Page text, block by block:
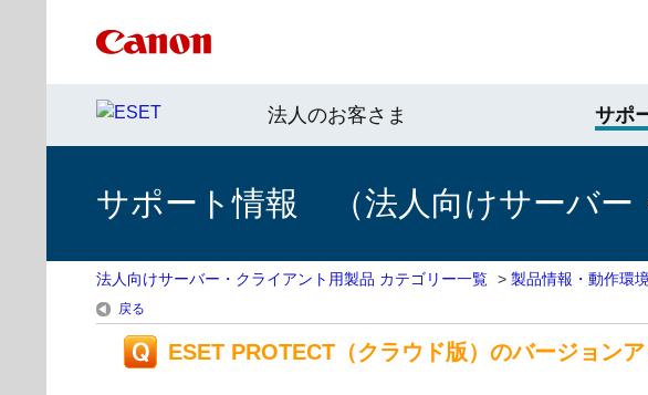
法人のお客さま サポ
サポート情報 （法人向けサーバー
法人向けサーバー・クライアント用製品 カテゴリー一覧 > 製品情報・動作環境
戻る
ESET PROTECT（クラウド版）のバージョン